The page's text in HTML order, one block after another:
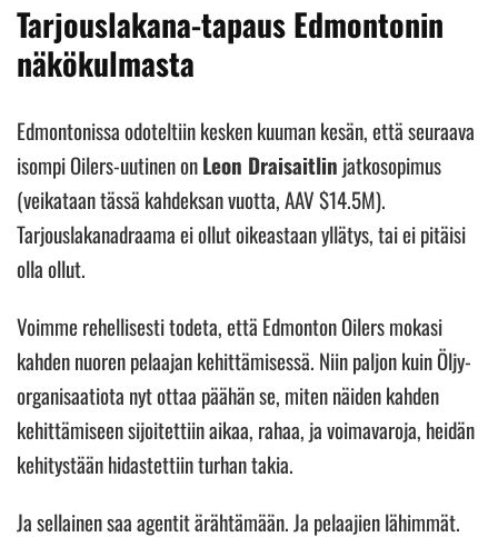
Tarjouslakana-tapaus Edmontonin
näkökulmasta
Edmontonissa odoteltiin kesken kuuman kesän, että seuraava
isompi Oilers-uutinen onLeon Draisaitlin jatkosopimus
(veikataan tässä kahdeksan vuotta, AAV $14.5M).
Tarjouslakanadraama ei ollut oikeastaan yllätys, tai ei pitäisi
olla ollut.
Voimme rehellisesti todeta, että Edmonton Oilers mokasi
kahden nuoren pelaajan kehittämisessä. Niin paljon kuin Öljy-
organisaatiota nyt ottaa päähän se, miten näiden kahden
kehittämiseen sijoitettiin aikaa, rahaa, ja voimavaroja, heidän
kehitystään hidastettiin turhan takia.
Ja sellainen saa agentit ärähtämään. Ja pelaajien lähimmät.